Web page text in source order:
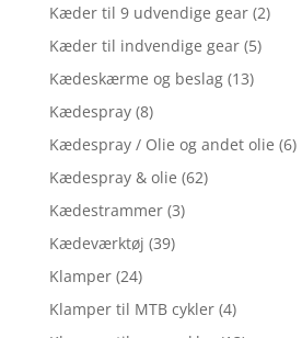
Kæder til 9 udvendige gear (2)
Kæder til indvendige gear (5)
Kædeskærme og beslag (13)
Kædespray (8)
Kædespray / Olie og andet olie (6)
Kædespray & olie (62)
Kædestrammer (3)
Kædeværktøj (39)
Klamper (24)
Klamper til MTB cykler (4)